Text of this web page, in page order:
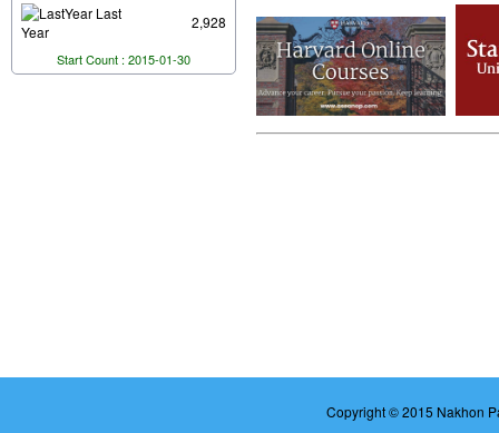
Last
Year
2,928
Start Count : 2015-01-30
Copyright © 2015 Nakhon